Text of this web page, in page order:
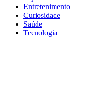
Entretenimento
Curiosidade
Saúde
Tecnologia